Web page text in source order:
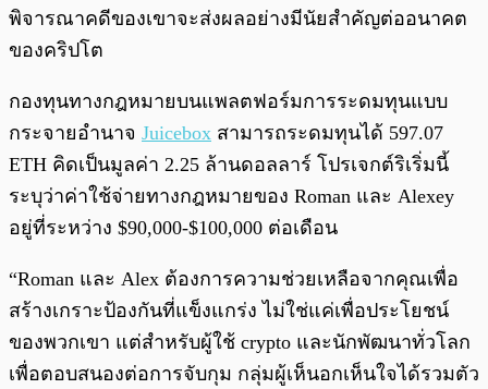
พิจารณาคดีของเขาจะส่งผลอย่างมีนัยสำคัญต่ออนาคต
ของคริปโต
กองทุนทางกฎหมายบนแพลตฟอร์มการระดมทุนแบบ
กระจายอำนาจ Juicebox สามารถระดมทุนได้ 597.07
ETH คิดเป็นมูลค่า 2.25 ล้านดอลลาร์ โปรเจกต์ริเริ่มนี้
ระบุว่าค่าใช้จ่ายทางกฎหมายของ Roman และ Alexey
อยู่ที่ระหว่าง $90,000-$100,000 ต่อเดือน
“Roman และ Alex ต้องการความช่วยเหลือจากคุณเพื่อ
สร้างเกราะป้องกันที่แข็งแกร่ง ไม่ใช่แค่เพื่อประโยชน์
ของพวกเขา แต่สำหรับผู้ใช้ crypto และนักพัฒนาทั่วโลก
เพื่อตอบสนองต่อการจับกุม กลุ่มผู้เห็นอกเห็นใจได้รวมตัว